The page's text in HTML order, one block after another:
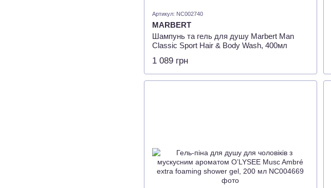
Артикул: NC002740
MARBERT
Шампунь та гель для душу Marbert Man
Classic Sport Hair & Body Wash, 400мл
1 089 грн